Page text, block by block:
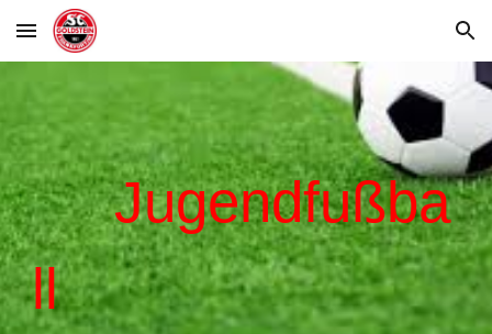
Skip to main content Skip to navigation
Jugendfußba
ll